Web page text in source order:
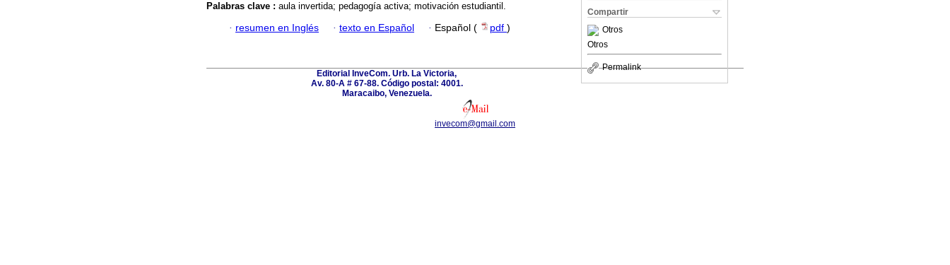
Compartir
Otros
Otros
Permalink
Palabras clave : aula invertida; pedagogía activa; motivación estudiantil.
· resumen en Inglés · texto en Español · Español ( pdf )
Editorial InveCom. Urb. La Victoria,
Av. 80-A # 67-88. Código postal: 4001.
Maracaibo, Venezuela.
invecom@gmail.com